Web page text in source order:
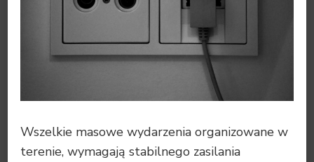
Wszelkie masowe wydarzenia organizowane w
terenie, wymagają stabilnego zasilania